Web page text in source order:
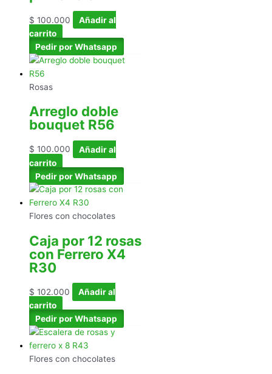
$ 100.000
Añadir al
carrito
Pedir por Whatsapp
Rosas
Arreglo doble
bouquet R56
$ 100.000
Añadir al
carrito
Pedir por Whatsapp
Flores con chocolates
Caja por 12 rosas
con Ferrero X4
R30
$ 102.000
Añadir al
carrito
Pedir por Whatsapp
Flores con chocolates